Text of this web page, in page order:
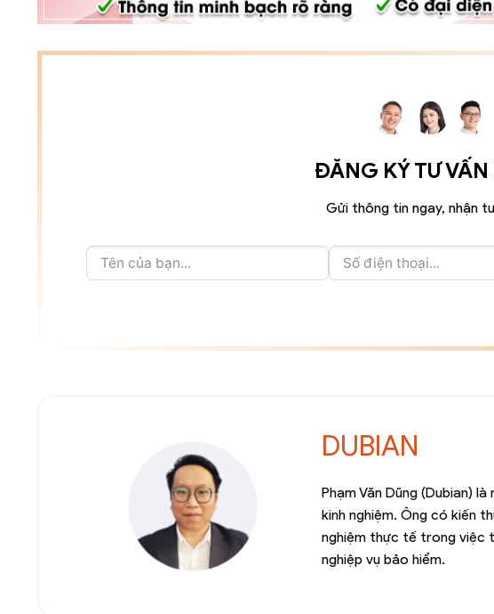
ĐĂNG KÝ TƯ
Gửi thông tin ngay, nhận
DUBIAN
Phạm Văn Dũng (Dubian)
kinh nghiệm. Ông có kiến
nghiệm thực tế trong việc
nghiệp vụ bảo hiểm.